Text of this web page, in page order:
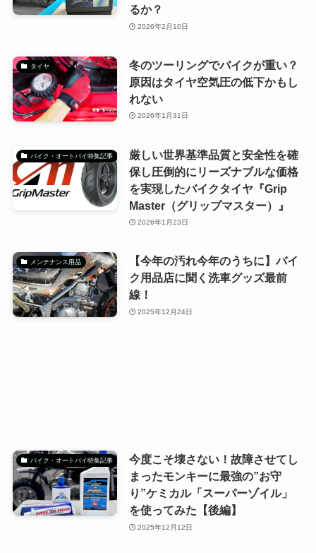
るか？
2026年2月10日
タイヤ
冬のツーリングでバイクが重い？
原因はタイヤ空気圧の低下かもし
れない
2026年1月31日
バイク・オートバイ特集記事
厳しい世界基準品質と安全性を確
保し圧倒的にリーズナブルな価格
を実現したバイクタイヤ『Grip
Master（グリップマスター）』
2026年1月23日
メンテナンス用品
【今年の汚れ今年のうちに】バイ
ク用品店に聞く洗車グッズ最前
線！
2025年12月24日
バイク・オートバイ特集記事
今度こそ壊さない！故障させてし
まったモンキーに最強の”お守
り”ケミカル「スーパーゾイル」
を使ってみた【後編】
2025年12月12日